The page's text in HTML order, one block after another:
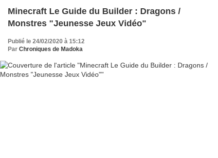
Minecraft Le Guide du Builder : Dragons /
Monstres "Jeunesse Jeux Vidéo"
Publié le 24/02/2020 à 15:12
Par Chroniques de Madoka